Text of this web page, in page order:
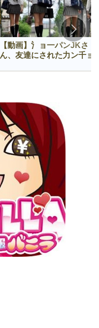
【動画】氵ョ一パンJKさ
ん、友達にされた力ン千ョ